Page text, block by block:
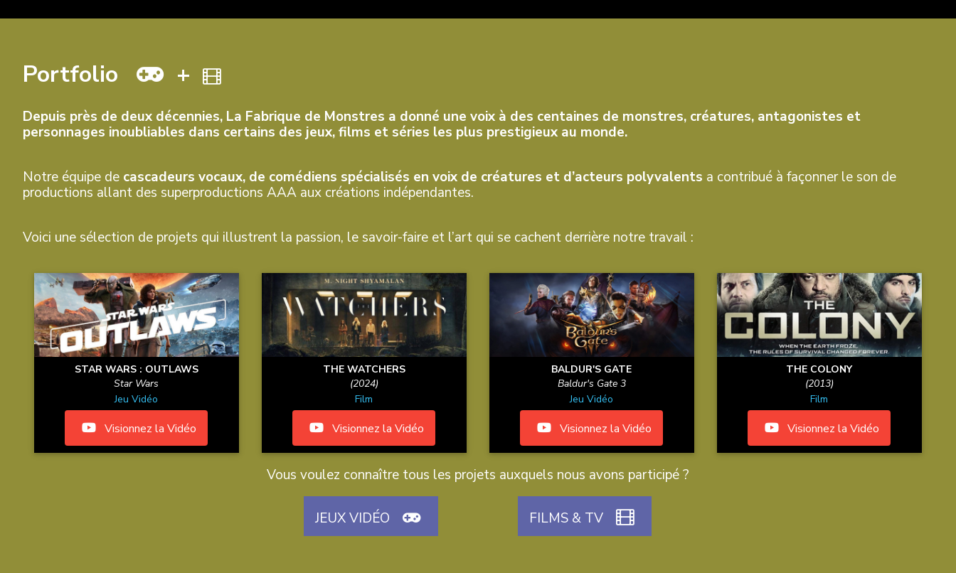
Portfolio +
Depuis près de deux décennies, La Fabrique de Monstres a donné une voix à des centaines de monstres, créatures, antagonistes et
personnages inoubliables dans certains des jeux, films et séries les plus prestigieux au monde.
Notre équipe de cascadeurs vocaux, de comédiens spécialisés en voix de créatures et d’acteurs polyvalents a contribué à façonner le son de
productions allant des superproductions AAA aux créations indépendantes.
Voici une sélection de projets qui illustrent la passion, le savoir-faire et l’art qui se cachent derrière notre travail :
STAR WARS : OUTLAWS
Star Wars
Jeu Vidéo
Visionnez la Vidéo
THE WATCHERS
(2024)
Film
Visionnez la Vidéo
BALDUR'S GATE
Baldur's Gate 3
Jeu Vidéo
Visionnez la Vidéo
THE COLONY
(2013)
Film
Visionnez la Vidéo
Vous voulez connaître tous les projets auxquels nous avons participé ?
JEUX VIDÉO FILMS & TV